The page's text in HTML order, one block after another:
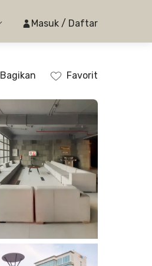
Masuk / Daftar
Bagikan Favorit